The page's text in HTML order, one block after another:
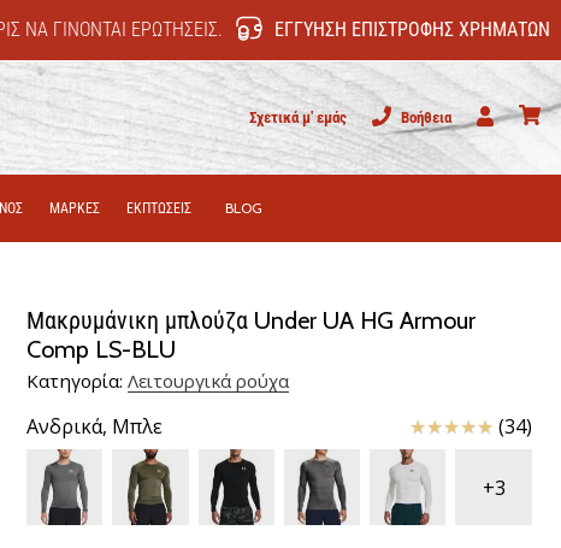
ΝΑ ΓΊΝΟΝΤΑΙ ΕΡΩΤΉΣΕΙΣ. ΕΓΓΎΗΣΗ ΕΠΙΣΤΡΟΦΉΣ ΧΡΗΜΆΤΩΝ
Σχετικά μ' εμάς
Βοήθεια
Χρήστης
ΜΑΡΚΕΣ ΕΚΠΤΩΣΕΙΣ BLOG
Μακρυμάνικη μπλούζα Under UA HG Armour
Comp LS-BLU
Κατηγορία: Λειτουργικά ρούχα
Ανδρικά, Μπλε Κριτικές (34)
+3